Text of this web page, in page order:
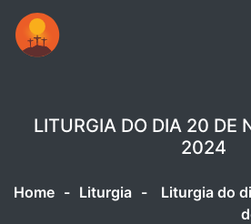
LITURGIA DO DIA 20 DE
2024
Home - Liturgia -
Liturgia do